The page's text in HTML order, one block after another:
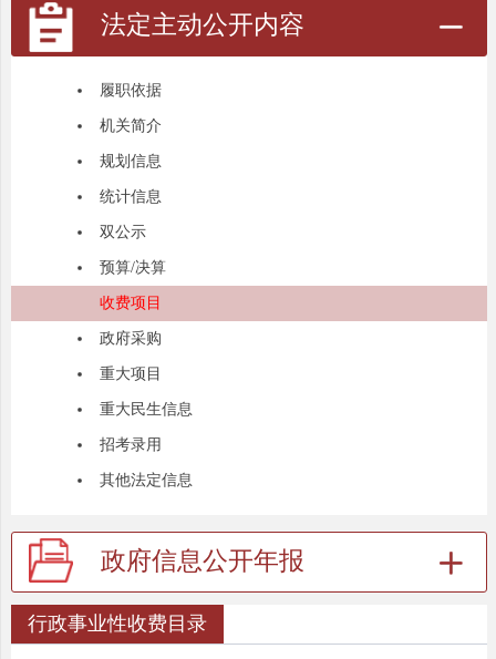
法定主动公开内容
履职依据
机关简介
规划信息
统计信息
双公示
预算/决算
收费项目
政府采购
重大项目
重大民生信息
招考录用
其他法定信息
政府信息公开年报
行政事业性收费目录